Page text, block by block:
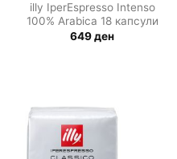
illy IperEspresso Intenso
100% Arabica 18 капсули
649ден